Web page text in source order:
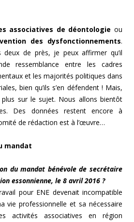
associatives de déontologie ou
des dysfonctionnements.
de près, je peux affirmer qu’il
ressemblance entre les cadres
et les majorités politiques dans
bien qu’ils s’en défendent ! Mais,
plus sur le sujet. Nous allons bientôt
Des données restent encore à
de rédaction est à l’œuvre…
mandat
du mandat bénévole de secrétaire
essonnienne, le 8 avril 2016 ?
pour ENE devenait incompatible
vie professionnelle et sa nécessaire
activités associatives en région